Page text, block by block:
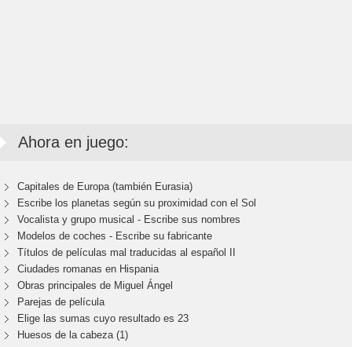
Ahora en juego:
Capitales de Europa (también Eurasia)
Escribe los planetas según su proximidad con el Sol
Vocalista y grupo musical - Escribe sus nombres
Modelos de coches - Escribe su fabricante
Títulos de películas mal traducidas al español II
Ciudades romanas en Hispania
Obras principales de Miguel Ángel
Parejas de película
Elige las sumas cuyo resultado es 23
Huesos de la cabeza (1)